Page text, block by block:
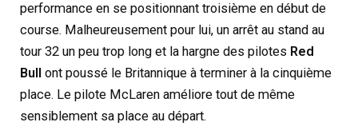
performance en se positionnant troisième en début de
course. Malheureusement pour lui, un arrêt au stand au
tour 32 un peu trop long et la hargne des pilotes Red
Bull
ont poussé le Britannique à terminer à la cinquième
place. Le pilote McLaren améliore tout de même
sensiblement sa place au départ.